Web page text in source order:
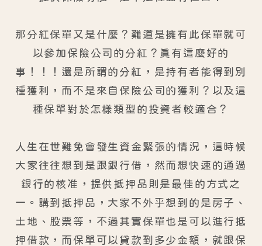
那分紅保單又是什麼？難道是擁有此保單就可
以參加保險公司的分紅？真有這麼好的
事！！！還是所謂的分紅，是持有者能得到別
種獲利，而不是來自保險公司的獲利？以及這
種保單對於怎樣類型的投資者較適合？
人生在世難免會發生資金緊張的情況，這時候
大家往往想到是跟銀行借，然而想快速的通過
銀行的核准，提供抵押品則是最佳的方式之
一。講到抵押品，大家不外乎想到的是房子、
土地、股票等，不過其實保單也是可以進行抵
押借款，而保單可以貸款到多少金額，就跟保